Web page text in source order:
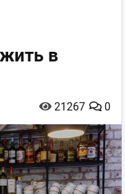
в
0
21267